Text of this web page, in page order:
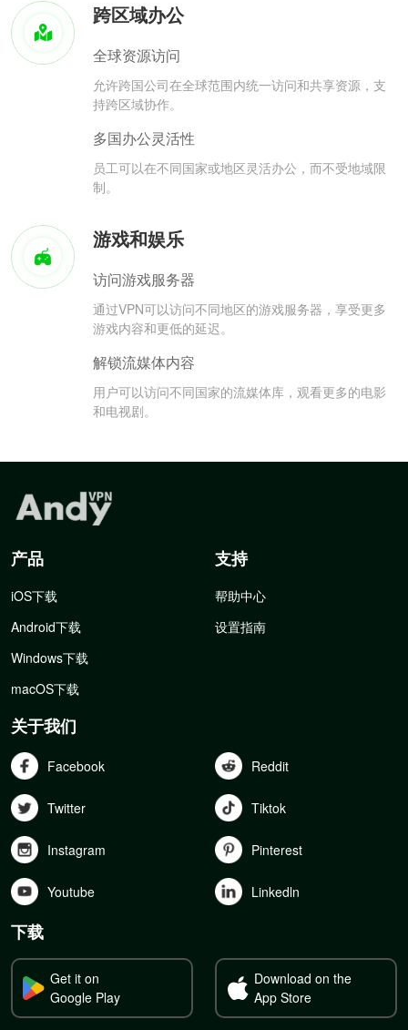
跨区域办公
全球资源访问
允许跨国公司在全球范围内统一访问和共享资源，支
持跨区域协作。
多国办公灵活性
员工可以在不同国家或地区灵活办公，而不受地域限
制。
游戏和娱乐
访问游戏服务器
通过VPN可以访问不同地区的游戏服务器，享受更多
游戏内容和更低的延迟。
解锁流媒体内容
用户可以访问不同国家的流媒体库，观看更多的电影
和电视剧。
产品
iOS下载
Android下载
Windows下载
macOS下载
支持
帮助中心
设置指南
关于我们
Facebook Reddit
Twitter Tiktok
Instagram Pinterest
Youtube Linkedln
下载
Get it on
Google Play
Download on the
App Store